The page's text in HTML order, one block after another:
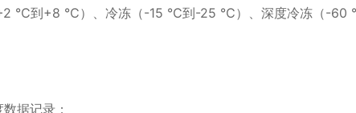
℃到+8 ℃）、冷冻（-15 ℃到-25 ℃）、深度冷冻（-60
据记录；